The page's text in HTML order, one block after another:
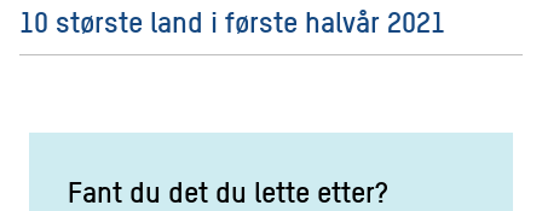
10 største land i første halvår 2021
Fant du det du lette etter?